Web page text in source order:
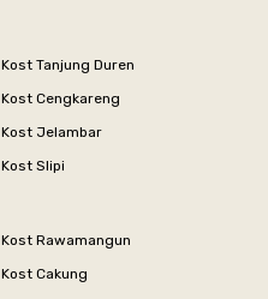
Kost Tanjung Duren
Kost Cengkareng
Kost Jelambar
Kost Slipi
Kost Rawamangun
Kost Cakung